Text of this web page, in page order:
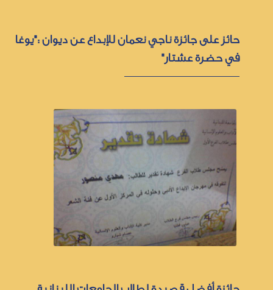
حائز على جائزة ناجي نعمان للإبداع عن ديوان :"يوغا
في حضرة عشتار"